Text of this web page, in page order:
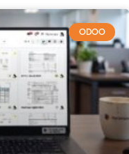
ODOO